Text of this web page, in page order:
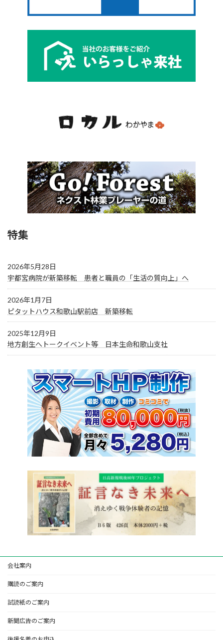
特集
2026年5月28日
宇都宮病院が新築移転 患者と職員の「生活の質向上」へ
2026年1月7日
ピタットハウス和歌山駅前店 新築移転
2025年12月9日
地方創生へトークイベント等 日本生命和歌山支社
会社案内
購読のご案内
試読紙のご案内
新聞広告のご案内